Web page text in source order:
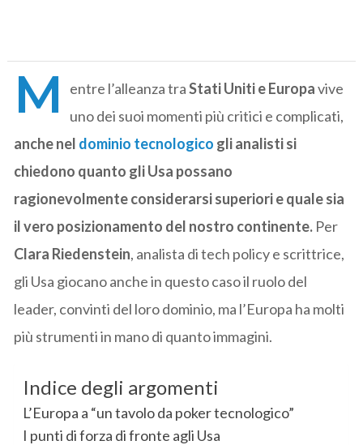
M entre l’alleanza traStati Uniti e Europavive
uno dei suoi momenti più critici e complicati,
anche nel dominio tecnologico gli analisti si
chiedono quanto gli Usa possano
ragionevolmente considerarsi superiori e quale sia
il vero posizionamento del nostro continente. Per
Clara Riedenstein, analista di tech policy e scrittrice,
gli Usa giocano anche in questo caso il ruolo del
leader, convinti del loro dominio, ma l’Europa ha molti
più strumenti in mano di quanto immagini.
Indice degli argomenti
L’Europa a “un tavolo da poker tecnologico”
I punti di forza di fronte agli Usa